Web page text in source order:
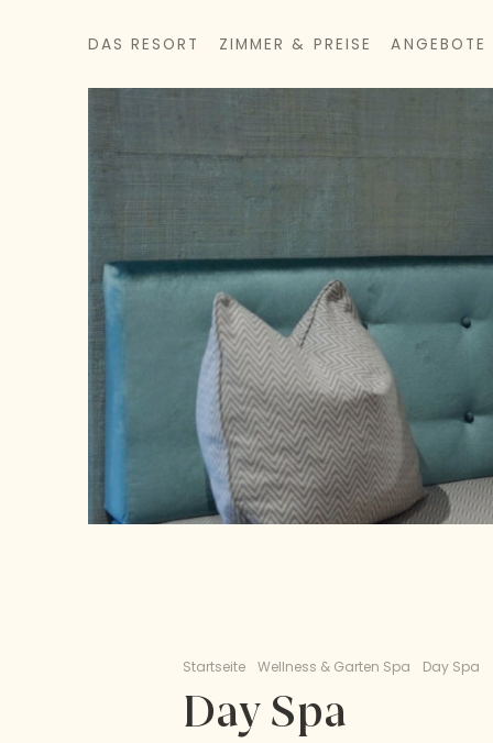
DAS RESORT ZIMMER & PREISE ANGEBOTE
Startseite Wellness & Garten Spa Day Spa
Day Spa